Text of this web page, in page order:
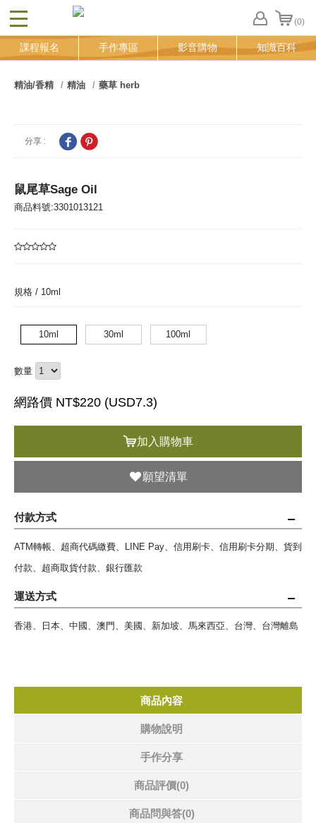
CLOSE (0)
FB
登
課程報名 手作專區 影音購物 知識百科
精油/香精 精油 藥草 herb
分享 :
鼠尾草Sage Oil
商品料號:3301013121
規格 / 10ml
10ml 30ml 100ml
數量
網路價 NT$220 (USD7.3)
加入購物車
願望清單
付款方式
ATM轉帳、超商代碼繳費、LINE Pay、信用刷卡、信用刷卡分期、貨到
付款、超商取貨付款、銀行匯款
運送方式
香港、日本、中國、澳門、美國、新加坡、馬來西亞、台灣、台灣離島
商品內容
購物說明
手作分享
商品評價(0)
商品問與答(0)